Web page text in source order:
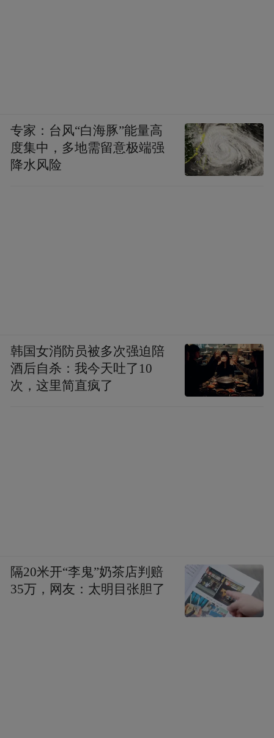
专家：台风“白海豚”能量高
度集中，多地需留意极端强
降水风险
韩国女消防员被多次强迫陪
酒后自杀：我今天吐了10
次，这里简直疯了
隔20米开“李鬼”奶茶店判赔
35万，网友：太明目张胆了